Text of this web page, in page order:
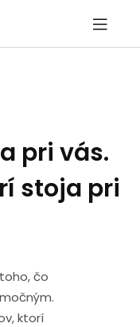
pri vás.
stoja pri
čo
ktorí